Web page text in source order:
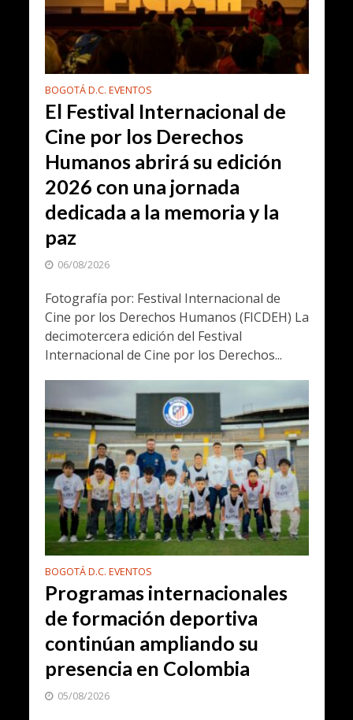
BOGOTÁ D.C. EVENTOS
El Festival Internacional de
Cine por los Derechos
Humanos abrirá su edición
2026 con una jornada
dedicada a la memoria y la
paz
06/08/2026
Fotografía por: Festival Internacional de
Cine por los Derechos Humanos (FICDEH) La
decimotercera edición del Festival
Internacional de Cine por los Derechos...
BOGOTÁ D.C. EVENTOS
Programas internacionales
de formación deportiva
continúan ampliando su
presencia en Colombia
05/08/2026